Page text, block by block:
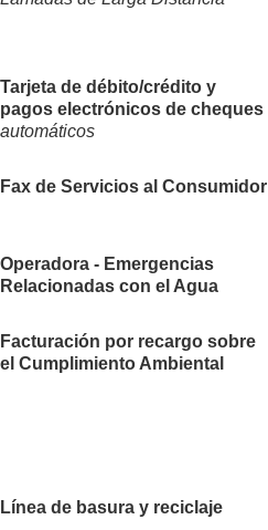
Tarjeta de débito/crédito y
pagos electrónicos de cheques
automáticos
Fax de Servicios al Consumidor
Operadora - Emergencias
Relacionadas con el Agua
Facturación por recargo sobre
el Cumplimiento Ambiental
Línea de basura y reciclaje